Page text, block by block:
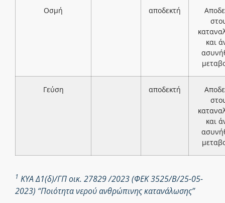
Οσμή αποδεκτή
και
Γεύση αποδεκτή
και
1 ΚΥΑ Δ1(δ)/ΓΠ οικ. 27829 /2023 (ΦΕΚ 3525/Β/25-05-
2023) “Ποιότητα νερού ανθρώπινης κατανάλωσης”